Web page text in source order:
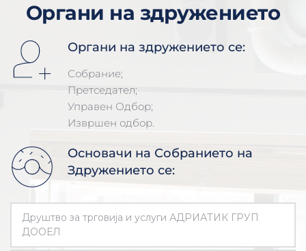
Органи на здружението
Органи на здружението се:
Собрание;
Претседател;
Управен Одбор;
Извршен одбор.
Основачи на Собранието на
Здружението се:
Друштво за трговија и услуги АДРИАТИК ГРУП
ДООЕЛ